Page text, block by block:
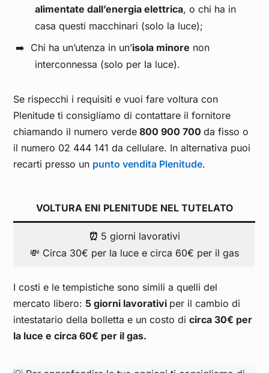
alimentate dall’energia elettrica, o chi ha in
casa questi macchinari (solo la luce);
Chi ha un’utenza in un’isola minore non
interconnessa (solo per la luce).
Se rispecchi i requisiti e vuoi fare voltura con
Plenitude ti consigliamo di contattare il fornitore
chiamando il numero verde 800 900 700da fisso o
il numero 02 444 141 da cellulare. In alternativa puoi
recarti presso un punto vendita Plenitude.
VOLTURA ENI PLENITUDE NEL TUTELATO
⏰ 5 giorni lavorativi
💸 Circa 30€ per la luce e circa 60€ per il gas
I costi e le tempistiche sono simili a quelli del
mercato libero:5 giorni lavorativi per il cambio di
intestatario della bolletta e un costo dicirca 30€ per
la luce e circa 60€ per il gas.